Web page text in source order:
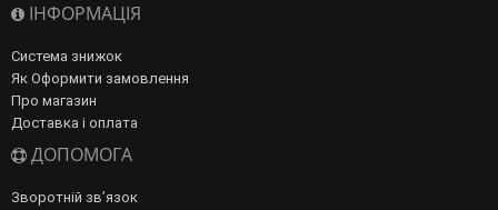
ІНФОРМАЦІЯ
Система знижок
Як Оформити замовлення
Про магазин
Доставка і оплата
ДОПОМОГА
Зворотній зв’язок